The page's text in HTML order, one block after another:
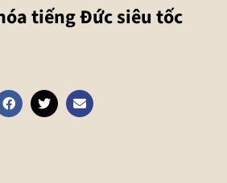
tiếng Đức siêu tốc